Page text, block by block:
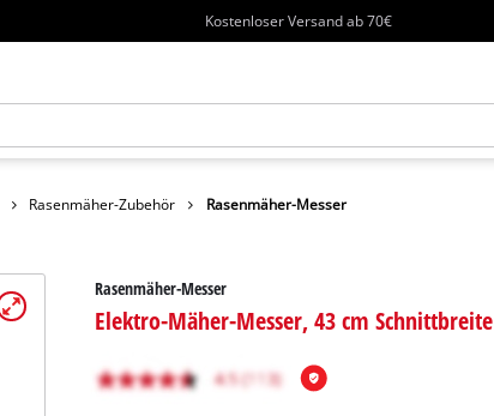
Kostenloser Versand ab 70€
Rasenmäher-Zubehör Rasenmäher-Messer
Rasenmäher-Messer
Elektro-Mäher-Messer, 43 cm Schnittbreite